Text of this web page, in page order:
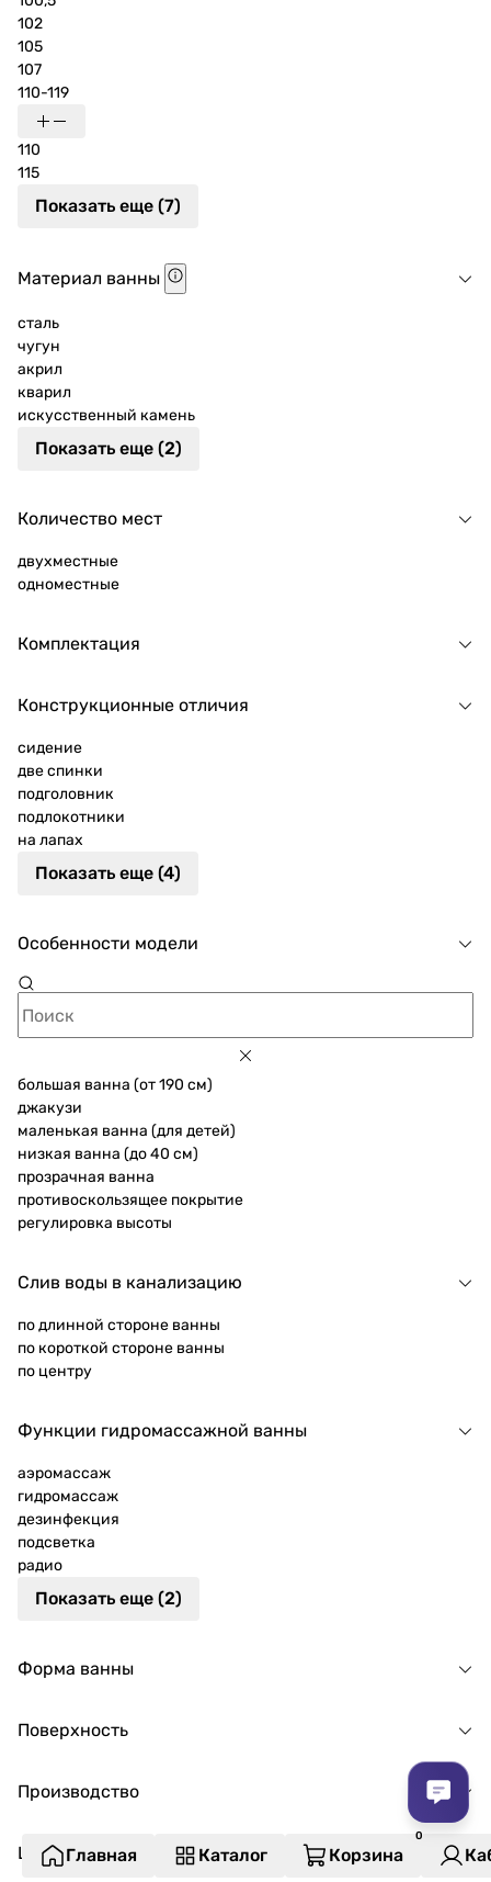
102
105
107
110-119
110
115
Показать еще (7)
Материал ванны
сталь
чугун
акрил
кварил
искусственный камень
Показать еще (2)
Количество мест
двухместные
одноместные
Комплектация
Конструкционные отличия
сидение
две спинки
подголовник
подлокотники
на лапах
Показать еще (4)
Особенности модели
большая ванна (от 190 см)
джакузи
маленькая ванна (для детей)
низкая ванна (до 40 см)
прозрачная ванна
противоскользящее покрытие
регулировка высоты
Слив воды в канализацию
по длинной стороне ванны
по короткой стороне ванны
по центру
Функции гидромассажной ванны
аэромассаж
гидромассаж
дезинфекция
подсветка
радио
Показать еще (2)
Форма ванны
Поверхность
Производство
Цвет Главная Каталог Корзина